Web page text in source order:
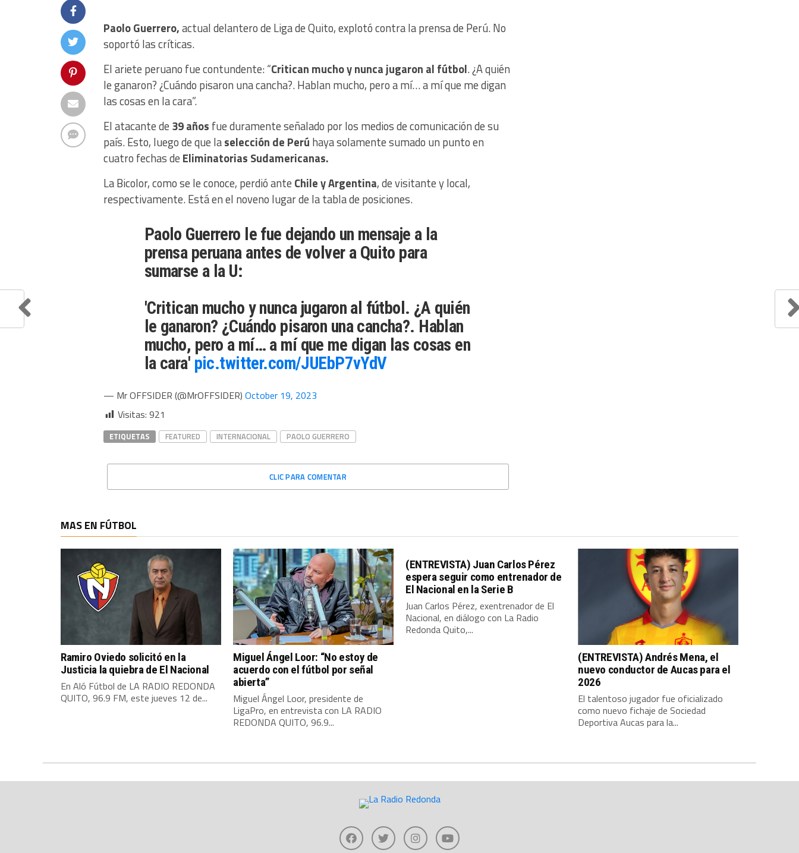
Paolo Guerrero,actual delantero de Liga de Quito, explotó contra la prensa de Perú. No
soportó las críticas.
El ariete peruano fue contundente: “Critican mucho y nunca jugaron al fútbol. ¿A quién
le ganaron? ¿Cuándo pisaron una cancha?. Hablan mucho, pero a mí… a mí que me digan
las cosas en la cara”.
El atacante de 39 años fue duramente señalado por los medios de comunicación de su
país. Esto, luego de que laselección de Perú haya solamente sumado un punto en
cuatro fechas de Eliminatorias Sudamericanas.
La Bicolor, como se le conoce, perdió ante Chile y Argentina, de visitante y local,
respectivamente. Está en el noveno lugar de la tabla de posiciones.
Paolo Guerrero le fue dejando un mensaje a la
prensa peruana antes de volver a Quito para
sumarse a la U:
'Critican mucho y nunca jugaron al fútbol. ¿A quién
le ganaron? ¿Cuándo pisaron una cancha?. Hablan
mucho, pero a mí… a mí que me digan las cosas en
la cara' pic.twitter.com/JUEbP7vYdV
— Mr OFFSIDER (@MrOFFSIDER) October 19, 2023
Visitas: 921
ETIQUETAS FEATURED INTERNACIONAL PAOLO GUERRERO
CLIC PARA COMENTAR
MAS EN FÚTBOL
Ramiro Oviedo solicitó en la
Justicia la quiebra de El Nacional
En Aló Fútbol de LA RADIO REDONDA
QUITO, 96.9 FM, este jueves 12 de...
Miguel Ángel Loor: “No estoy de
acuerdo con el fútbol por señal
abierta”
Miguel Ángel Loor, presidente de
LigaPro, en entrevista con LA RADIO
REDONDA QUITO, 96.9...
(ENTREVISTA) Juan Carlos Pérez
espera seguir como entrenador de
El Nacional en la Serie B
Juan Carlos Pérez, exentrenador de El
Nacional, en diálogo con La Radio
Redonda Quito,...
(ENTREVISTA) Andrés Mena, el
nuevo conductor de Aucas para el
2026
El talentoso jugador fue oficializado
como nuevo fichaje de Sociedad
Deportiva Aucas para la...